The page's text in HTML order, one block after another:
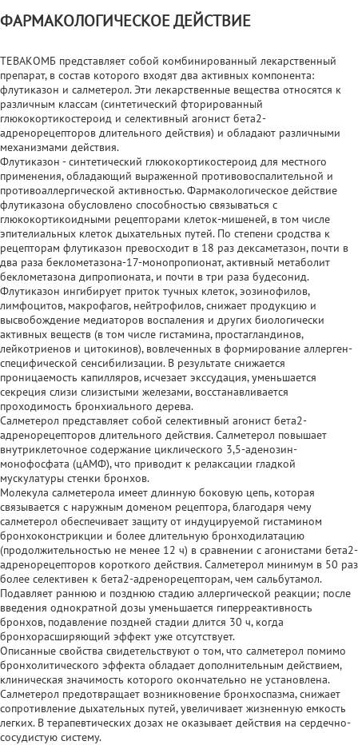
ФАРМАКОЛОГИЧЕСКОЕ ДЕЙСТВИЕ
ТЕВАКОМБ представляет собой комбинированный лекарственный
препарат, в состав которого входят два активных компонента:
флутиказон и салметерол. Эти лекарственные вещества относятся к
различным классам (синтетический фторированный
глюкокортикостероид и селективный агонист бета2-
адренорецепторов длительного действия) и обладают различными
механизмами действия.
Флутиказон - синтетический глюкокортикостероид для местного
применения, обладающий выраженной противовоспалительной и
противоаллергической активностью. Фармакологическое действие
флутиказона обусловлено способностью связываться с
глюкокортикоидными рецепторами клеток-мишеней, в том числе
эпителиальных клеток дыхательных путей. По степени сродства к
рецепторам флутиказон превосходит в 18 раз дексаметазон, почти в
два раза беклометазона-17-монопропионат, активный метаболит
беклометазона дипропионата, и почти в три раза будесонид.
Флутиказон ингибирует приток тучных клеток, эозинофилов,
лимфоцитов, макрофагов, нейтрофилов, снижает продукцию и
высвобождение медиаторов воспаления и других биологически
активных веществ (в том числе гистамина, простагландинов,
лейкотриенов и цитокинов), вовлеченных в формирование аллерген-
специфической сенсибилизации. В результате снижается
проницаемость капилляров, исчезает экссудация, уменьшается
секреция слизи слизистыми железами, восстанавливается
проходимость бронхиального дерева.
Салметерол представляет собой селективный агонист бета2-
адренорецепторов длительного действия. Салметерол повышает
внутриклеточное содержание циклического 3,5-аденозин-
монофосфата (цАМФ), что приводит к релаксации гладкой
мускулатуры стенки бронхов.
Молекула салметерола имеет длинную боковую цепь, которая
связывается с наружным доменом рецептора, благодаря чему
салметерол обеспечивает защиту от индуцируемой гистамином
бронхоконстрикции и более длительную бронходилатацию
(продолжительностью не менее 12 ч) в сравнении с агонистами бета2-
адренорецепторов короткого действия. Салметерол минимум в 50 раз
более селективен к бета2-адренорецепторам, чем сальбутамол.
Подавляет раннюю и позднюю стадию аллергической реакции; после
введения однократной дозы уменьшается гиперреактивность
бронхов, подавление поздней стадии длится 30 ч, когда
бронхорасширяющий эффект уже отсутствует.
Описанные свойства свидетельствуют о том, что салметерол помимо
бронхолитического эффекта обладает дополнительным действием,
клиническая значимость которого окончательно не установлена.
Салметерол предотвращает возникновение бронхоспазма, снижает
сопротивление дыхательных путей, увеличивает жизненную емкость
легких. В терапевтических дозах не оказывает действия на сердечно-
сосудистую систему.